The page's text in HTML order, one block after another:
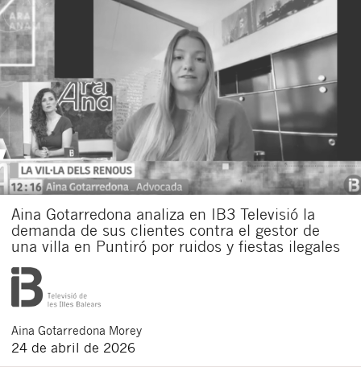
Aina Gotarredona analiza en IB3 Televisió la
demanda de sus clientes contra el gestor de
una villa en Puntiró por ruidos y fiestas ilegales
Aina Gotarredona Morey
24 de abril de 2026